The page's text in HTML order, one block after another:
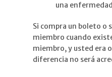
una
Si compra un boleto o
miembro cuando
miembro, y usted era
diferencia no será